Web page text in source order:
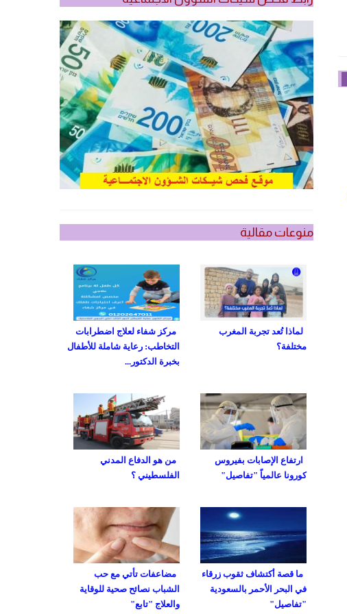
منوعات مقالية
مركز شفاء لعلاج اضطرابات
التخاطب: رعاية شاملة للأطفال
بخبرة الدكتور...
لماذا تُعد تجربة المغرب
مختلفة؟
من هو الدفاع المدني
الفلسطيني ؟
ارتفاع الإصابات بفيروس
كورونا عالمياً "تفاصيل"
مضاعفات تأتي مع حب
الشباب نصائح صحية للوقاية
والعلاج "تابع"
ما قصة أكتشاف ثقوب زرقاء
في البحر الأحمر بالسعودية
"تفاصيل"